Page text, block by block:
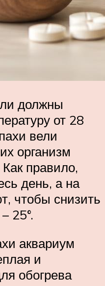
должны
от 28
вели
организм
правило,
день, а на
чтобы снизить
25°.
аквариум
и
обогрева